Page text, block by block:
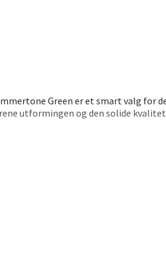
Green er et smart valg for
utformingen og den solide
og passer i de fleste koppholdere. Et
Åpent i dag 10-20
0 i butikk